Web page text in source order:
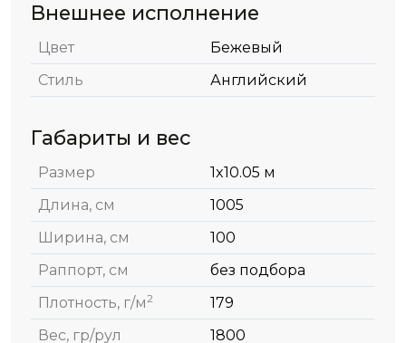
Внешнее исполнение
Цвет
Бежевый
Стиль
Английский
Габариты и вес
Размер
1x10.05 м
Длина, см
1005
Ширина, см
100
Раппорт, см
без подбора
Плотность, г/м2
179
Вес, гр/рул
1800